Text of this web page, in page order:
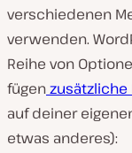
verschiedenen
verwenden.
Reihe von
fügen
auf deiner
etwas anderes):